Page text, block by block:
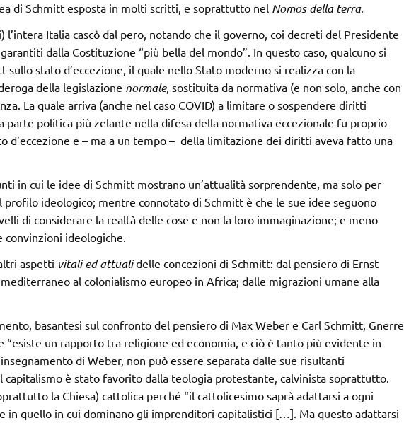
di Schmitt esposta in molti scritti, e soprattutto nel Nomos della terra.
l’intera Italia cascò dal pero, notando che il governo, coi decreti del Presidente
dalla Costituzione “più bella del mondo”. In questo caso, qualcuno si
sullo stato d’eccezione, il quale nello Stato moderno si realizza con la
della legislazione normale, sostituita da normativa (e non solo, anche con
La quale arriva (anche nel caso COVID) a limitare o sospendere diritti
parte politica più zelante nella difesa della normativa eccezionale fu proprio
d’eccezione e – ma a un tempo – della limitazione dei diritti aveva fatto una
in cui le idee di Schmitt mostrano un’attualità sorprendente, ma solo per
ideologico; mentre connotato di Schmitt è che le sue idee seguono
di considerare la realtà delle cose e non la loro immaginazione; e meno
convinzioni ideologiche.
aspetti vitali ed attualidelle concezioni di Schmitt: dal pensiero di Ernst
al colonialismo europeo in Africa; dalle migrazioni umane alla
basantesi sul confronto del pensiero di Max Weber e Carl Schmitt, Gnerre
“esiste un rapporto tra religione ed economia, e ciò è tanto più evidente in
di Weber, non può essere separata dalle sue risultanti
capitalismo è stato favorito dalla teologia protestante, calvinista soprattutto.
la Chiesa) cattolica perché “il cattolicesimo saprà adattarsi a ogni
in quello in cui dominano gli imprenditori capitalistici […]. Ma questo adattarsi